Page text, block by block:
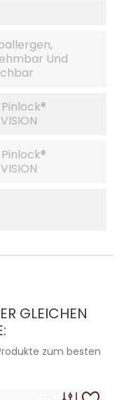
Und
GLEICHEN
zum besten